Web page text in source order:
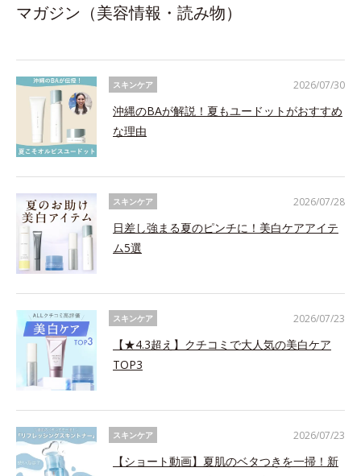
マガジン（美容情報・読み物）
スキンケア
沖縄のBAが解説！夏もユードットがおすすめ
な理由
2026/07/30
スキンケア
日差し強まる夏のピンチに！美白ケアアイテ
ム5選
2026/07/28
スキンケア
【★4.3超え】クチコミで大人気の美白ケア
TOP3
2026/07/23
スキンケア
【ショート動画】夏肌のベタつきを一掃！新
2026/07/23